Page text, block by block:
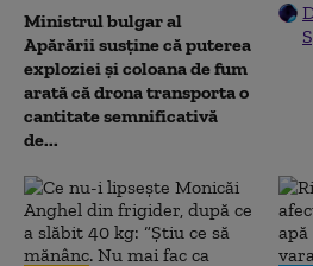
Ministrul bulgar al
Apărării susține că puterea
exploziei și coloana de fum
arată că drona transporta o
cantitate semnificativă
de...